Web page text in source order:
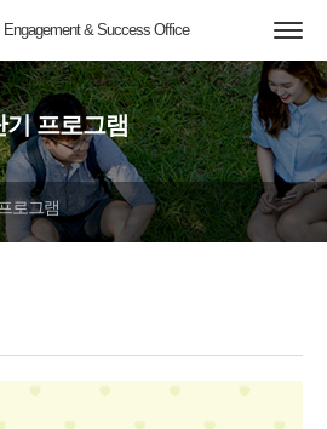
Engagement & Success Office
기 프로그램
로그램